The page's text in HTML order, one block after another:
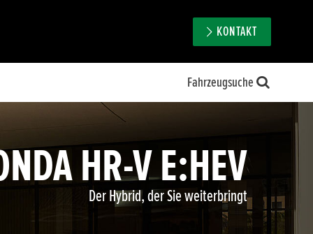
KONTAKT
Fahrzeugsuche
HR-V E:HEV
Der Hybrid, der Sie weiterbringt